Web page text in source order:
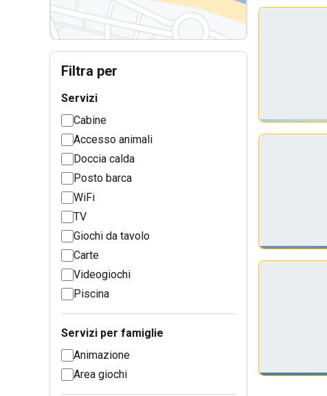
Filtra per
Servizi
Cabine
Accesso animali
Doccia calda
Posto barca
WiFi
TV
Giochi da tavolo
Carte
Videogiochi
Piscina
Servizi per famiglie
Animazione
Area giochi